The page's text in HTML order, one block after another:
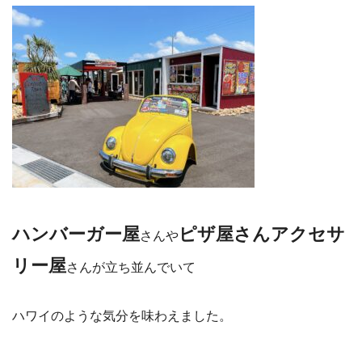
ハンバーガー屋さんや ピザ屋さんアクセサ
リー屋さんが立ち並んでいて
ハワイのような気分を味わえました。